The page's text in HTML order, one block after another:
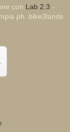
con Lab 2.3 -
ph. bike3lands